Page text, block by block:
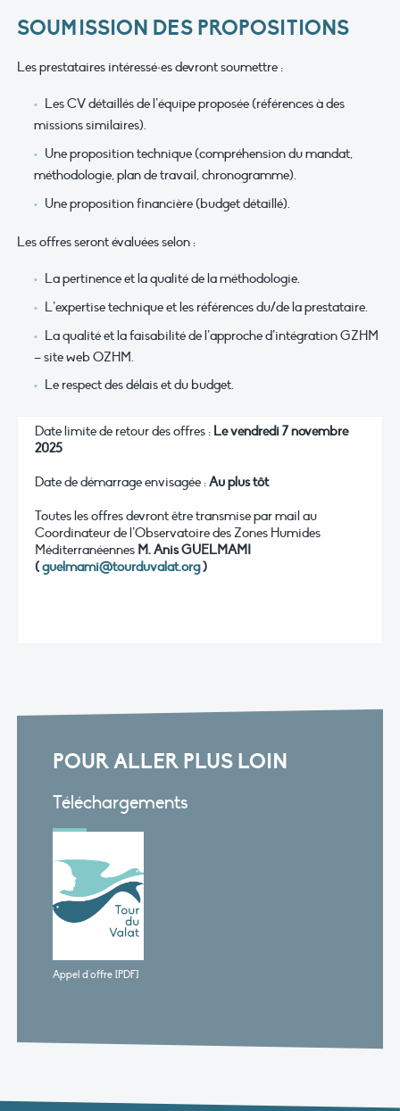
SOUMISSION DES PROPOSITIONS
Les prestataires intéressé·es devront soumettre :
Les CV détaillés de l’équipe proposée (références à des
missions similaires).
Une proposition technique (compréhension du mandat,
méthodologie, plan de travail, chronogramme).
Une proposition financière (budget détaillé).
Les offres seront évaluées selon :
La pertinence et la qualité de la méthodologie.
L’expertise technique et les références du/de la prestataire.
La qualité et la faisabilité de l’approche d’intégration GZHM
– site web OZHM.
Le respect des délais et du budget.
Date limite de retour des offres : Levendredi 7 novembre
2025
Date de démarrage envisagée :Au plus tôt
Toutes les offres devront être transmise par mail au
Coordinateur de l’Observatoire des Zones Humides
Méditerranéennes M. Anis GUELMAMI
(guelmami@tourduvalat.org)
POUR ALLER PLUS LOIN
Téléchargements
Appel d'offre [PDF]